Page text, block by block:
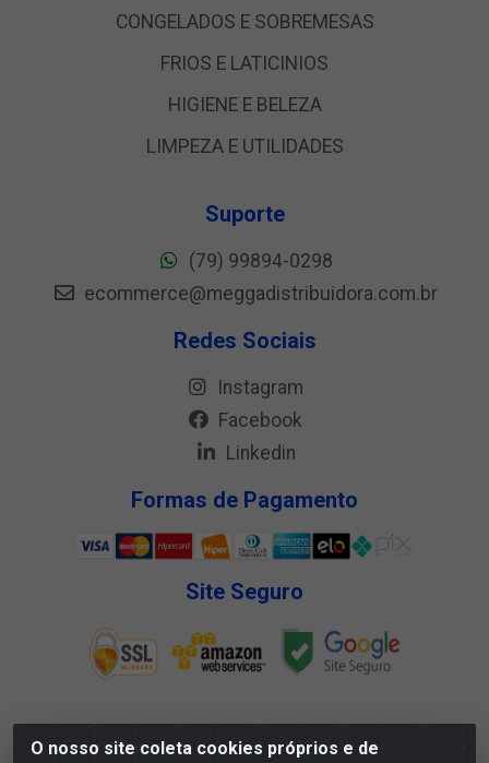
O nosso site coleta cookies próprios e de
CONGELADOS E SOBREMESAS
FRIOS E LATICINIOS
HIGIENE E BELEZA
LIMPEZA E UTILIDADES
Suporte
(79) 99894-0298
ecommerce@meggadistribuidora.com.br
Redes Sociais
Instagram
Facebook
Linkedin
Formas de Pagamento
Site Seguro